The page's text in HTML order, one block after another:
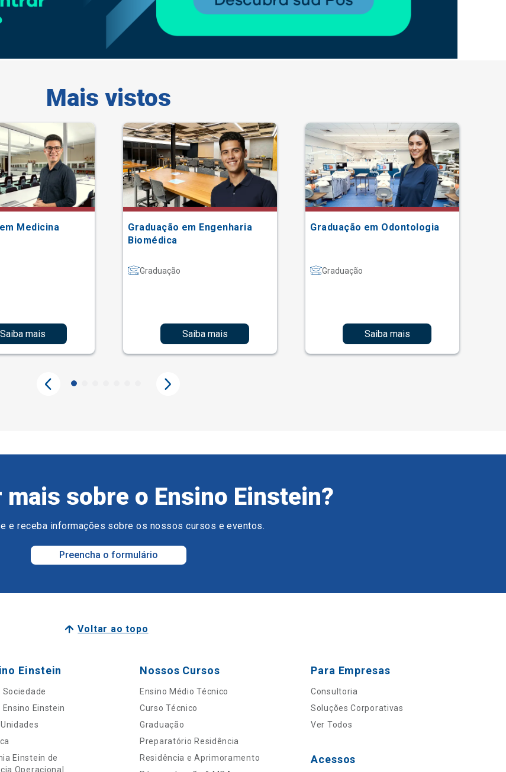
Mais vistos
Medicina
Saiba mais
Graduação em Engenharia
Biomédica
Graduação
Saiba mais
Graduação em Odontologia
Graduação
Saiba mais
mais sobre o Ensino Einstein?
e receba informações sobre os nossos cursos e eventos.
Preencha o formulário
Voltar ao topo
Einstein
Sociedade
Ensino Einstein
Einstein de
Operacional
Nossos Cursos
Ensino Médio Técnico
Curso Técnico
Graduação
Preparatório Residência
Residência e Aprimoramento
Para Empresas
Consultoria
Soluções Corporativas
Ver Todos
Acessos